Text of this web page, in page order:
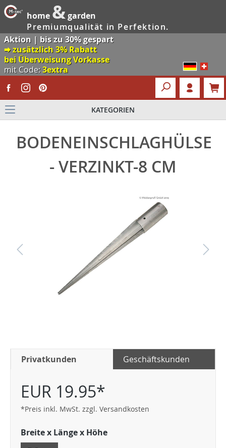
home &garden
Premiumqualität in Perfektion.
Aktion | bis zu 30% gespart
🠮 zusätzlich 3% Rabatt
bei Überweisung Vorkasse
mit Code:3extra
KATEGORIEN
BODENEINSCHLAGHÜLSE
- VERZINKT-8 CM
Privatkunden Geschäftskunden
EUR 19.95*
*Preis inkl. MwSt. zzgl. Versandkosten
Breite x Länge x Höhe